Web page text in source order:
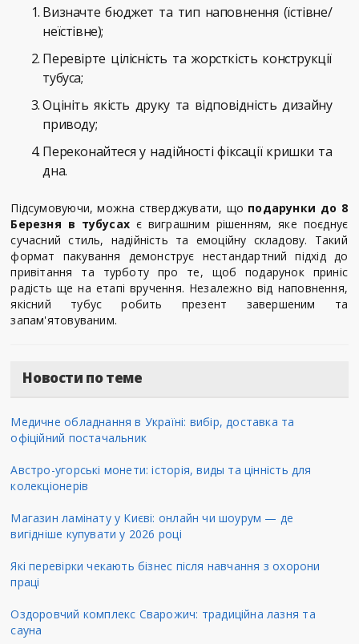
Визначте бюджет та тип наповнення (їстівне/
неїстівне);
Перевірте цілісність та жорсткість конструкції
тубуса;
Оцініть якість друку та відповідність дизайну
приводу;
Переконайтеся у надійності фіксації кришки та
дна.
Підсумовуючи, можна стверджувати, що подарунки до 8
Березня в тубусах є виграшним рішенням, яке поєднує
сучасний стиль, надійність та емоційну складову. Такий
формат пакування демонструє нестандартний підхід до
привітання та турботу про те, щоб подарунок приніс
радість ще на етапі вручення. Незалежно від наповнення,
якісний тубус робить презент завершеним та
запам'ятовуваним.
Новости по теме
Медичне обладнання в Україні: вибір, доставка та
офіційний постачальник
Австро-угорські монети: історія, виды та цінність для
колекціонерів
Магазин ламінату у Києві: онлайн чи шоурум — де
вигідніше купувати у 2026 році
Які перевірки чекають бізнес після навчання з охорони
праці
Оздоровчий комплекс Сварожич: традиційна лазня та
сауна